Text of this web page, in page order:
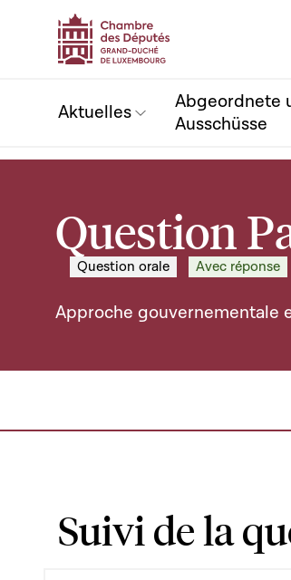
Aktuelles
Abgeordnete
Ausschüsse
Question
Question orale Avec réponse
Approche gouvernementale
Suivi de la